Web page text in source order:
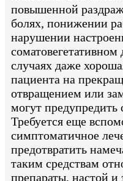
повышенной
болях, понижении
нарушении
случаях даже
пациента на
отвращением или
могут предупредить
Требуется еще
симптоматичное
предотвратить
таким средствам
препараты, настой и